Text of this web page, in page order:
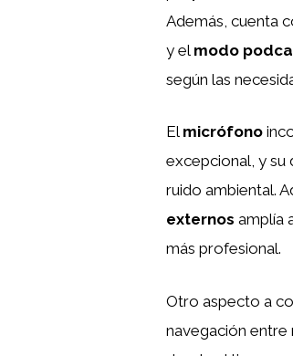
Además, cuenta
y el modo
según las
El micrófono
excepcional, y su
ruido ambiental.
externos amplía
más profesional.
Otro aspecto a
navegación entre